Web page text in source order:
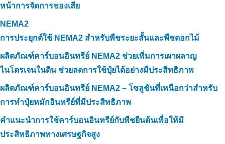
หน้าการจัดการของเสีย
NEMA2
การประยุกต์ใช้ NEMA2 สำหรับพืชระยะสั้นและพืชดอกไม้
ผลิตภัณฑ์คาร์บอนอินทรีย์ NEMA2 ช่วยเพิ่มการเผาผลาญ
ไนโตรเจนในดิน ช่วยลดการใช้ปุ๋ยได้อย่างมีประสิทธิภาพ
ผลิตภัณฑ์คาร์บอนอินทรีย์ NEMA2 – โซลูชันที่เหนือกว่าสำหรับ
การทำปุ๋ยหมักอินทรีย์ที่มีประสิทธิภาพ
คำแนะนำการใช้คาร์บอนอินทรีย์กับพืชยืนต้นเพื่อให้มี
ประสิทธิภาพทางเศรษฐกิจสูง